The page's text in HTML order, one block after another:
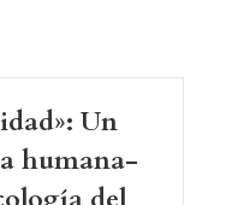
Un
humana-